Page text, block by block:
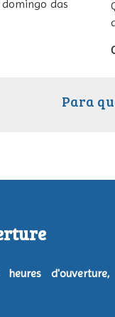
das
Para
d'ouverture,